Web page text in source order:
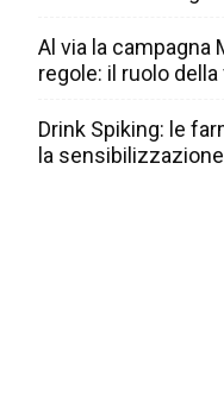
Al via la campagna
regole: il ruolo
Drink Spiking: le
la sensibilizzazione